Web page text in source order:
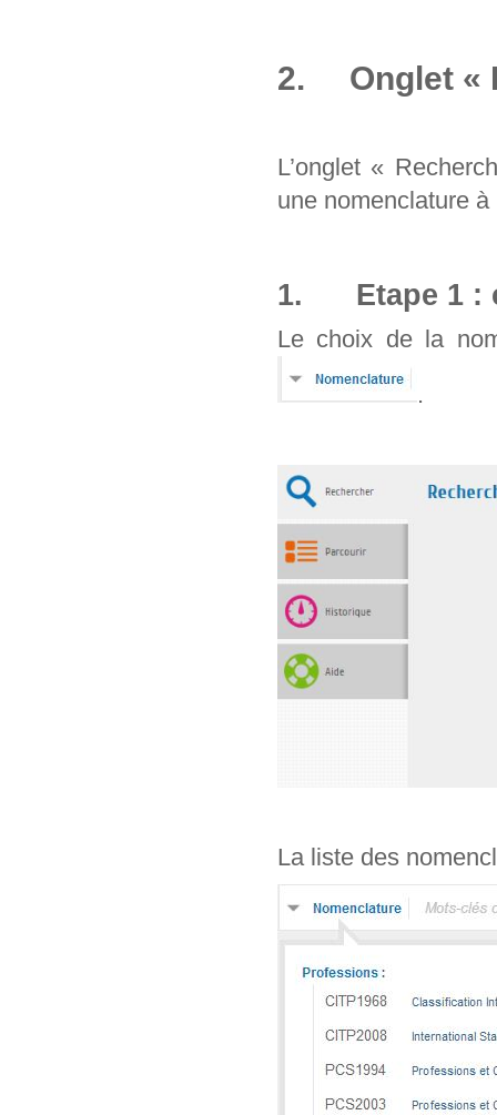
2. Onglet «
L’onglet «
une nomenclature
1. Etape 1 :
Le choix de la
.
La liste des